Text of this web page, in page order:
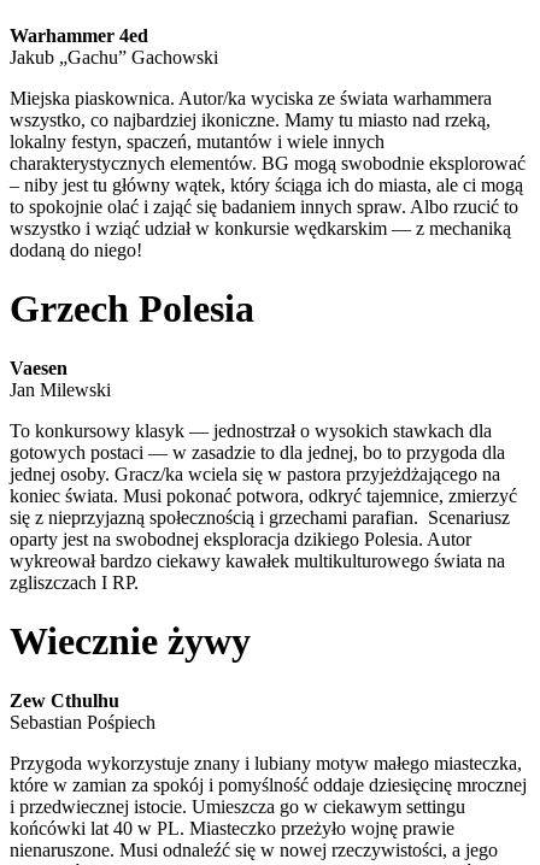
Warhammer 4ed
Jakub „Gachu” Gachowski
Miejska piaskownica. Autor/ka wyciska ze świata warhammera
wszystko, co najbardziej ikoniczne. Mamy tu miasto nad rzeką,
lokalny festyn, spaczeń, mutantów i wiele innych
charakterystycznych elementów. BG mogą swobodnie eksplorować
– niby jest tu główny wątek, który ściąga ich do miasta, ale ci mogą
to spokojnie olać i zająć się badaniem innych spraw. Albo rzucić to
wszystko i wziąć udział w konkursie wędkarskim — z mechaniką
dodaną do niego!
Grzech Polesia
Vaesen
Jan Milewski
To konkursowy klasyk — jednostrzał o wysokich stawkach dla
gotowych postaci — w zasadzie to dla jednej, bo to przygoda dla
jednej osoby. Gracz/ka wciela się w pastora przyjeżdżającego na
koniec świata. Musi pokonać potwora, odkryć tajemnice, zmierzyć
się z nieprzyjazną społecznością i grzechami parafian. Scenariusz
oparty jest na swobodnej eksploracja dzikiego Polesia. Autor
wykreował bardzo ciekawy kawałek multikulturowego świata na
zgliszczach I RP.
Wiecznie żywy
Zew Cthulhu
Sebastian Pośpiech
Przygoda wykorzystuje znany i lubiany motyw małego miasteczka,
które w zamian za spokój i pomyślność oddaje dziesięcinę mrocznej
i przedwiecznej istocie. Umieszcza go w ciekawym settingu
końcówki lat 40 w PL. Miasteczko przeżyło wojnę prawie
nienaruszone. Musi odnaleźć się w nowej rzeczywistości, a jego